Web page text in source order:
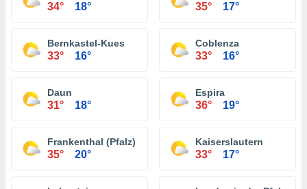
34° 18° 35° 17°
Bernkastel-Kues
33° 16°
Coblenza
33° 16°
Daun
31° 18°
Espira
36° 19°
Frankenthal (Pfalz)
35° 20°
Kaiserslautern
33° 17°